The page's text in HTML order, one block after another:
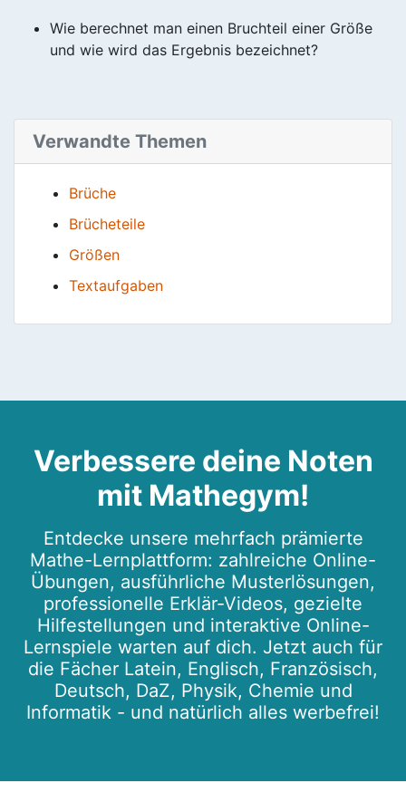
Wie berechnet man einen Bruchteil einer Größe
und wie wird das Ergebnis bezeichnet?
Verwandte Themen
Brüche
Brücheteile
Größen
Textaufgaben
Verbessere deine Noten
mit Mathegym!
Entdecke unsere mehrfach prämierte
Mathe-Lernplattform: zahlreiche Online-
Übungen, ausführliche Musterlösungen,
professionelle Erklär-Videos, gezielte
Hilfestellungen und interaktive Online-
Lernspiele warten auf dich. Jetzt auch für
die Fächer Latein, Englisch, Französisch,
Deutsch, DaZ, Physik, Chemie und
Informatik - und natürlich alles werbefrei!